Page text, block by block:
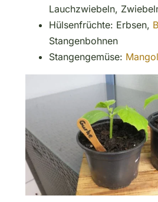
Lauchzwiebeln,
Hülsenfrüchte: Erbsen,
Stangenbohnen
Stangengemüse: